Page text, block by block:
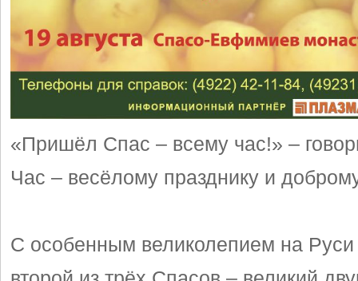
«Пришёл Спас – всему час!» –
Час – весёлому празднику и
С особенным великолепием на Руси